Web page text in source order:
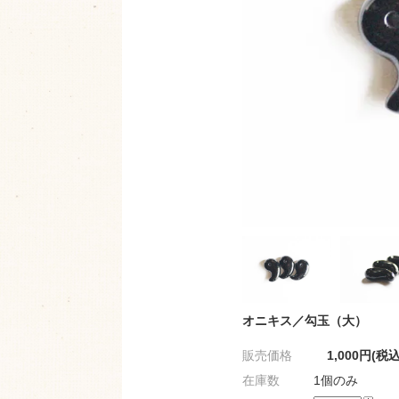
オニキス／勾玉（大）
販売価格
1,000円(税
在庫数
1個のみ